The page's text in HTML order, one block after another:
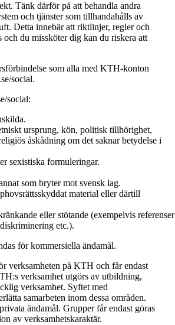
Tänk därför på att behandla andra
och tjänster som tillhandahålls av
Detta innebär att riktlinjer, regler och
du missköter dig kan du riskera att
som alla med KTH-konton
social.
social:
ursprung, kön, politisk tillhörighet,
åskådning om det saknar betydelse i
sexistiska formuleringar.
som bryter mot svensk lag.
material eller därtill
eller stötande (exempelvis referenser
etc.).
för kommersiella ändamål.
verksamheten på KTH och får endast
verksamhet utgörs av utbildning,
verksamhet. Syftet med
samarbeten inom dessa områden.
ändamål. Grupper får endast göras
av verksamhetskaraktär.